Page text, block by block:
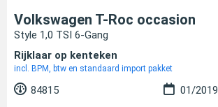
Volkswagen T-Roc occasion
Style 1,0 TSI 6-Gang
Rijklaar op kenteken
incl. BPM, btw en standaard import pakket
84815
01/2019